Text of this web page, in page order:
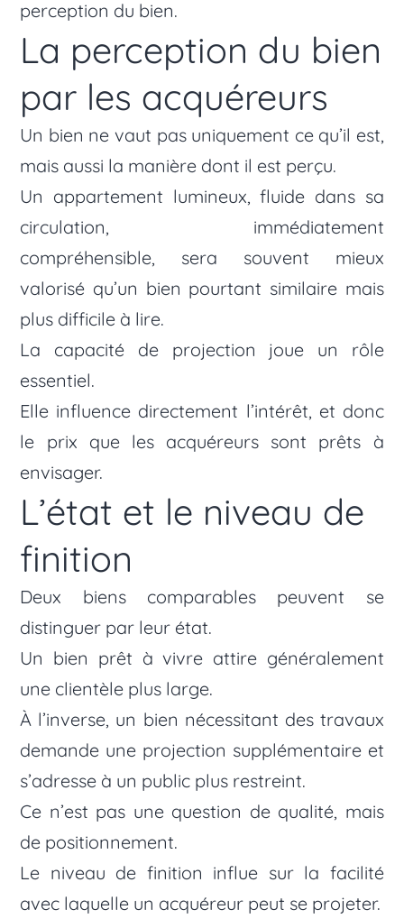
perception du bien.
La perception du bien
par les acquéreurs
Un bien ne vaut pas uniquement ce qu’il est,
mais aussi la manière dont il est perçu.
Un appartement lumineux, fluide dans sa
circulation, immédiatement
compréhensible, sera souvent mieux
valorisé qu’un bien pourtant similaire mais
plus difficile à lire.
La capacité de projection joue un rôle
essentiel.
Elle influence directement l’intérêt, et donc
le prix que les acquéreurs sont prêts à
envisager.
L’état et le niveau de
finition
Deux biens comparables peuvent se
distinguer par leur état.
Un bien prêt à vivre attire généralement
une clientèle plus large.
À l’inverse, un bien nécessitant des travaux
demande une projection supplémentaire et
s’adresse à un public plus restreint.
Ce n’est pas une question de qualité, mais
de positionnement.
Le niveau de finition influe sur la facilité
avec laquelle un acquéreur peut se projeter.